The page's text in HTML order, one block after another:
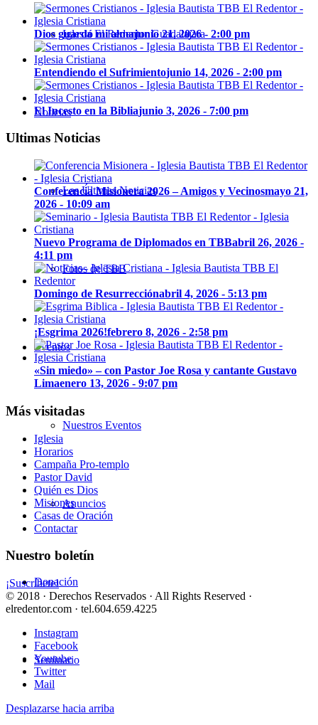
Iglesia El Redentor Guadalajara
Noticias
Las Últimas Noticias
Fotos de TBB
Eventos
Nuestros Eventos
Anuncios
Donación
Seminario
Dios guardó mi almajunio 21, 2026 - 2:00 pm
Entendiendo el Sufrimientojunio 14, 2026 - 2:00 pm
El Incesto en la Bibliajunio 3, 2026 - 7:00 pm
Ultimas Noticias
Conferencia Misionera 2026 – Amigos y Vecinosmayo 21,
2026 - 10:09 am
Nuevo Programa de Diplomados en TBBabril 26, 2026 -
4:11 pm
Domingo de Resurrecciónabril 4, 2026 - 5:13 pm
¡Esgrima 2026!febrero 8, 2026 - 2:58 pm
«Sin miedo» – con Pastor Joe Rosa y cantante Gustavo
Limaenero 13, 2026 - 9:07 pm
Más visitadas
Iglesia
Horarios
Campaña Pro-templo
Pastor David
Quién es Dios
Misiones
Casas de Oración
Contactar
Nuestro boletín
¡Suscríbete!
© 2018 · Derechos Reservados · All Rights Reserved ·
elredentor.com · tel.604.659.4225
Instagram
Facebook
Youtube
Twitter
Mail
Desplazarse hacia arriba